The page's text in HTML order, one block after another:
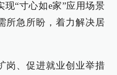
“寸心如e家”应用场景
所急所盼，着力解决居
岗、促进就业创业举措